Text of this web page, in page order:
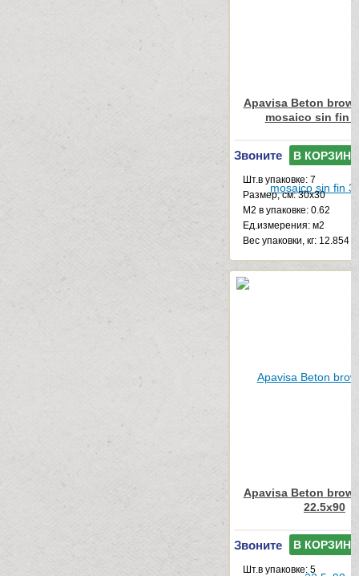
Apavisa Beton
mosaico sin fin
Звоните В КОРЗИНУ
Шт.в упаковке: 7
Размер, см: 30x30
М2 в упаковке: 0.62
Ед.измерения: м2
Веc упаковки, кг: 12.854
Apavisa Beton
22.5x90
Звоните В КОРЗИНУ
Шт.в упаковке: 5